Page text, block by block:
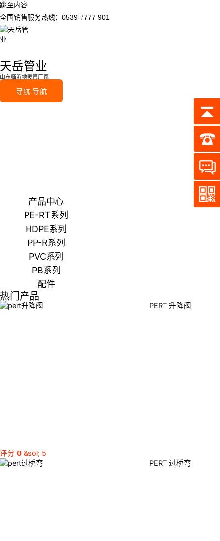
跳至内容
全国销售服务热线：0539-7777 901
天岳管业
山东临沂地暖管厂家
导航 导航
产品中心
PE-RT系列
HDPE系列
PP-R系列
PVC系列
PB系列
配件
热门产品
PERT 升降阀
评分 0 &sol; 5
PERT 过桥弯